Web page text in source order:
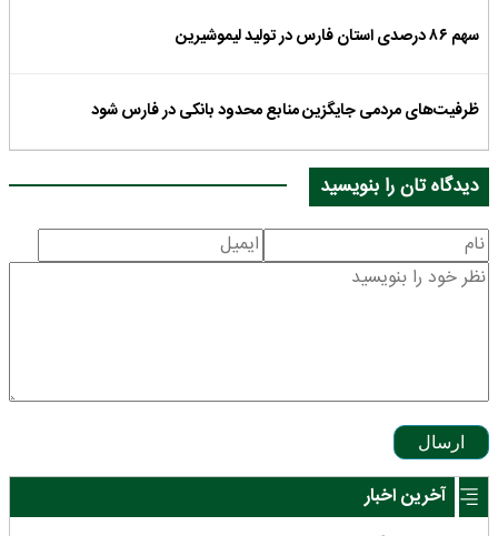
سهم ۸۶ درصدی استان فارس در تولید لیموشیرین
ظرفیت‌های مردمی جایگزین منابع محدود بانکی در فارس شود
دیدگاه تان را بنویسید
ارسال
آخرین اخبار